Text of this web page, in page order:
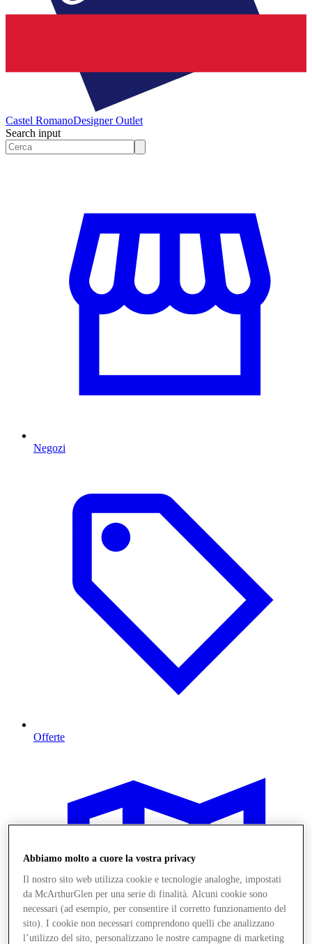
Castel RomanoDesigner Outlet
Search input
Negozi
Offerte
Abbiamo molto a cuore la vostra privacy
Il nostro sito web utilizza cookie e tecnologie analoghe, impostati
da McArthurGlen per una serie di finalità. Alcuni cookie sono
necessari (ad esempio, per consentire il corretto funzionamento del
sito). I cookie non necessari comprendono quelli che analizzano
l’utilizzo del sito, personalizzano le nostre campagne di marketing